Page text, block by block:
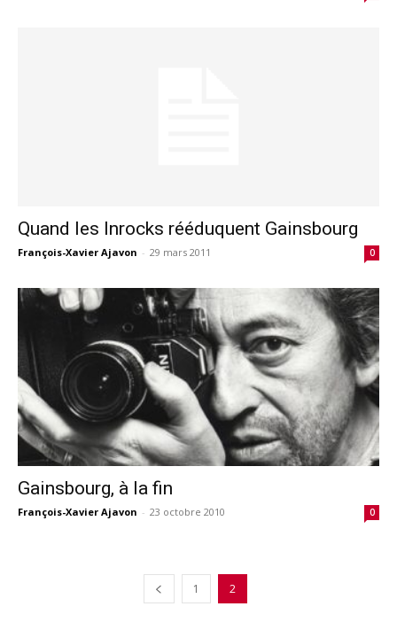
Quand les Inrocks rééduquent Gainsbourg
François-Xavier Ajavon - 29 mars 2011 0
Gainsbourg, à la fin
François-Xavier Ajavon - 23 octobre 2010 0
1 2